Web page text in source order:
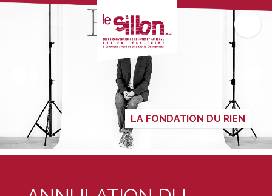
LA FONDATION DU RIEN